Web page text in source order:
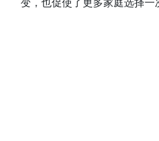
变，也促使了更多家庭选择